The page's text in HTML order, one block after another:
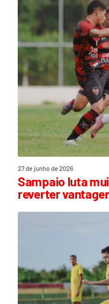
27 de junho de 2026
Sampaio luta
reverter